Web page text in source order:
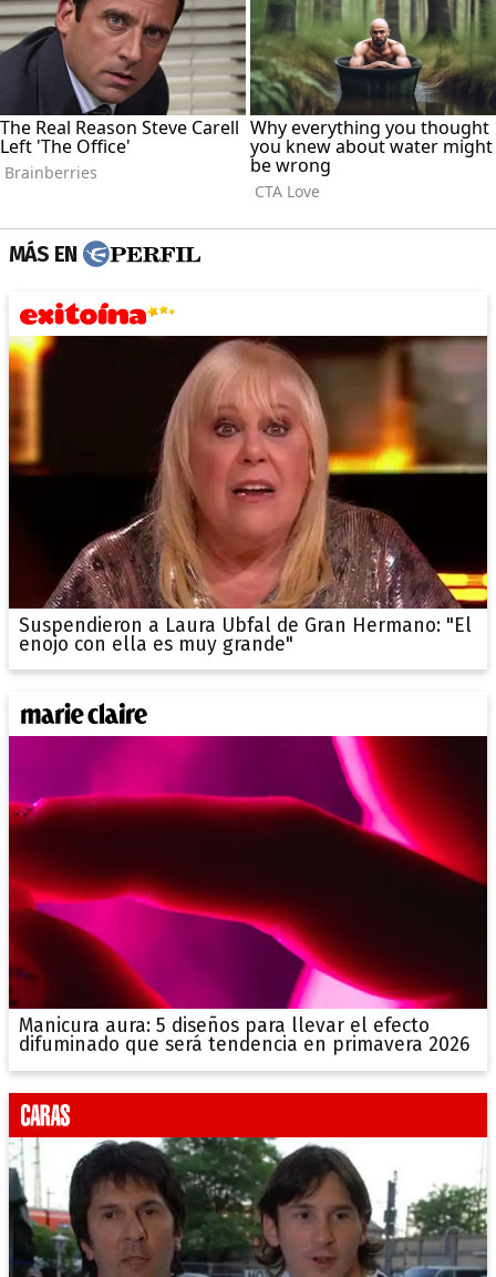
MÁS EN
Suspendieron a Laura Ubfal de Gran Hermano: "El
enojo con ella es muy grande"
Manicura aura: 5 diseños para llevar el efecto
difuminado que será tendencia en primavera 2026